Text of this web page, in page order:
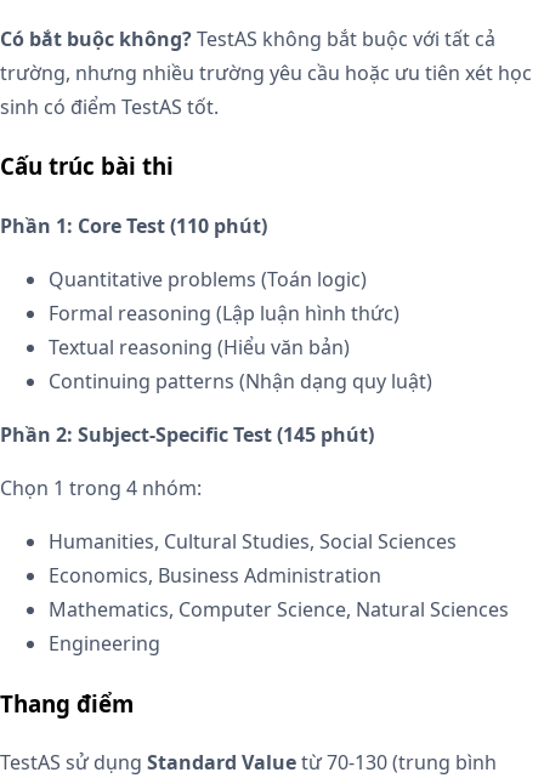
Có bắt buộc không?TestAS không bắt buộc với tất cả
trường, nhưng nhiều trường yêu cầu hoặc ưu tiên xét học
sinh có điểm TestAS tốt.
Cấu trúc bài thi
Phần 1: Core Test (110 phút)
Quantitative problems (Toán logic)
Formal reasoning (Lập luận hình thức)
Textual reasoning (Hiểu văn bản)
Continuing patterns (Nhận dạng quy luật)
Phần 2: Subject-Specific Test (145 phút)
Chọn 1 trong 4 nhóm:
Humanities, Cultural Studies, Social Sciences
Economics, Business Administration
Mathematics, Computer Science, Natural Sciences
Engineering
Thang điểm
TestAS sử dụng Standard Valuetừ 70-130 (trung bình